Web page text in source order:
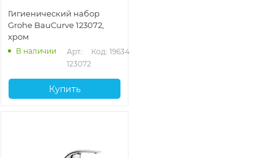
Гигиенический набор
Grohe BauCurve 123072,
хром
В наличии
Арт.:
123072
Код: 19634
Купить